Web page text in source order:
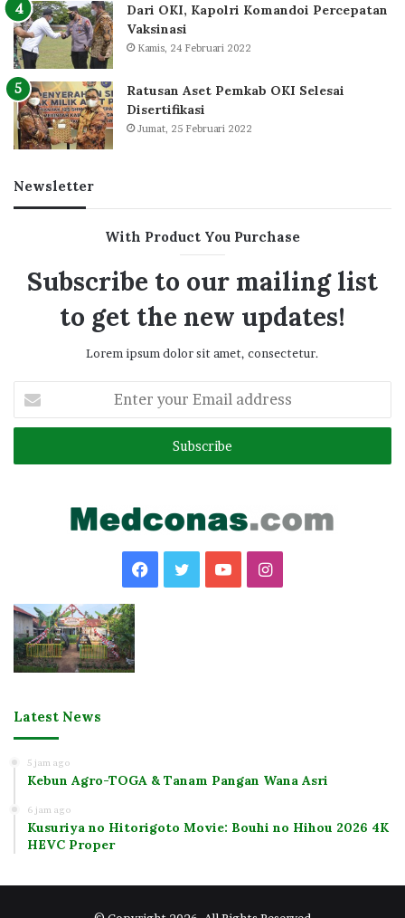
Dari OKI, Kapolri Komandoi Percepatan
Vaksinasi
Kamis, 24 Februari 2022
Ratusan Aset Pemkab OKI Selesai
Disertifikasi
Jumat, 25 Februari 2022
Newsletter
With Product You Purchase
Subscribe to our mailing list
to get the new updates!
Lorem ipsum dolor sit amet, consectetur.
your
Email
Facebook
TwitterYouTubeInstagram
Latest News
5 jam ago
Kebun Agro-TOGA & Tanam Pangan Wana Asri
6 jam ago
Kusuriya no Hitorigoto Movie: Bouhi no Hihou 2026 4K
HEVC Proper